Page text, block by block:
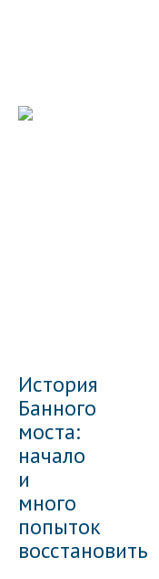
История
Банного
моста:
начало
и
много
попыток
восстановить